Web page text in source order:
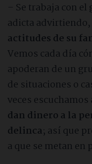
– Se trabaja con
adicta advirtiendo,
actitudes de su
Vemos cada día
apoderan de un
de situaciones o
veces
dan dinero a la
delinca; así que
a que se metan en